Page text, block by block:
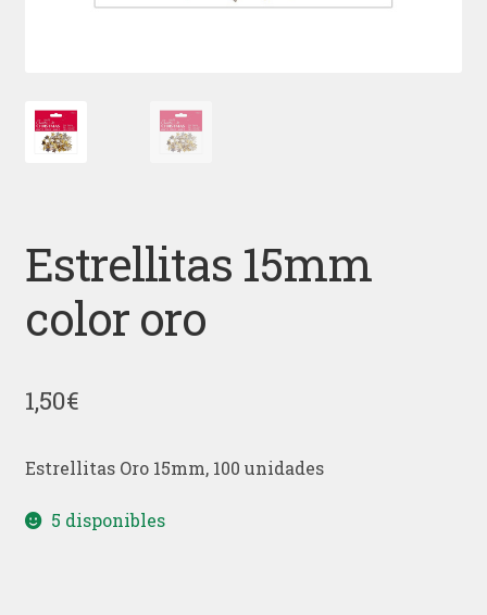
Estrellitas 15mm
color oro
1,50€
Estrellitas Oro 15mm, 100 unidades
5 disponibles